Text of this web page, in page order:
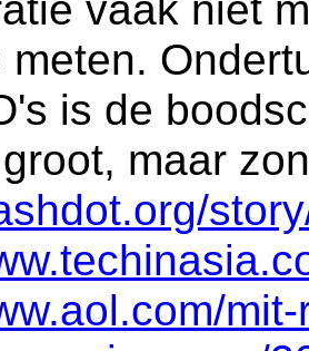
meten.
is de
maar